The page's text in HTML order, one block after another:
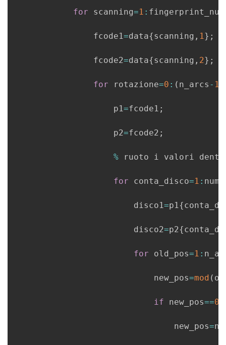
for scanning=1 :
                fcode1
=data{scanning , 1} ;
                fcode2
=data{scanning , 2} ;
for rotazione=0 : ( n_arcs - 1
                    p1
=fcode1 ;
                    p2
=fcode2 ;
% ruoto i valori
for conta_disco=1 :
                        disco1
=p1{
                        disco2
=p2{
for old_pos=1 :
                            new_pos
=mod (
if new_pos==0
                                new_pos
=